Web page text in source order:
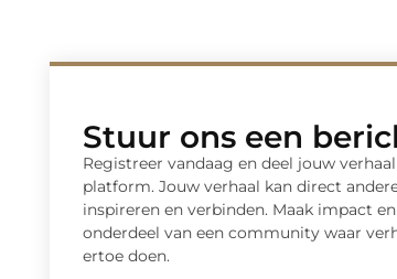
Stuur ons een
Registreer vandaag en deel jouw
platform. Jouw verhaal kan direct
inspireren en verbinden. Maak impact
onderdeel van een community waar
ertoe doen.